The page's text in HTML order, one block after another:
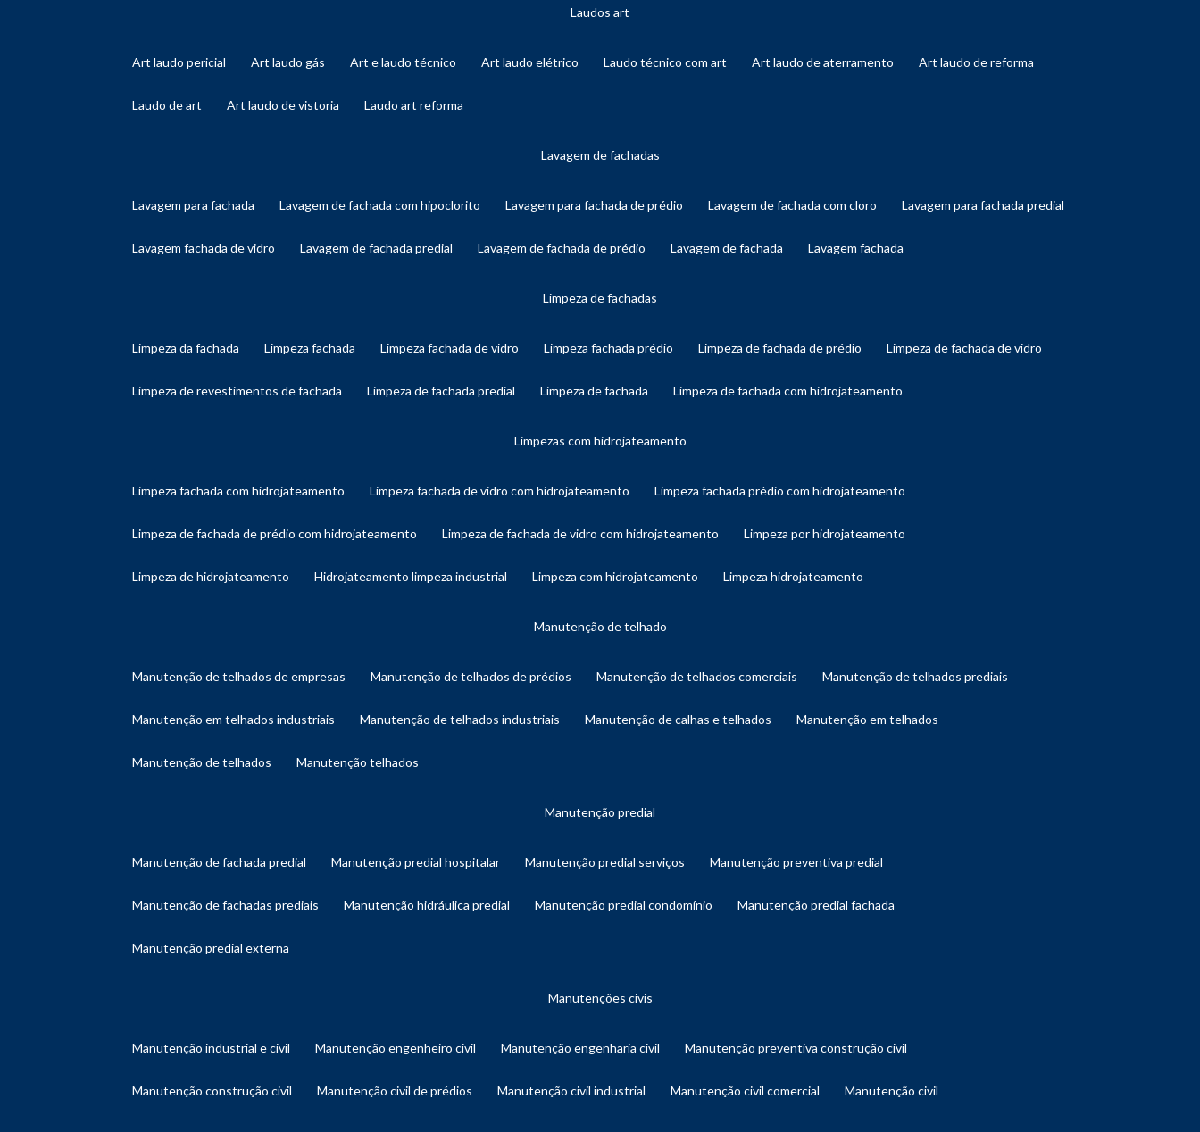
laudos art
art laudo pericial art laudo gás art e laudo técnico art laudo elétrico laudo técnico com art art laudo de aterramento art laudo de reforma
laudo de art art laudo de vistoria laudo art reforma
lavagem de fachadas
lavagem para fachada lavagem de fachada com hipoclorito lavagem para fachada de prédio lavagem de fachada com cloro lavagem para fachada predial
lavagem fachada de vidro lavagem de fachada predial lavagem de fachada de prédio lavagem de fachada lavagem fachada
limpeza de fachadas
limpeza da fachada limpeza fachada limpeza fachada de vidro limpeza fachada prédio limpeza de fachada de prédio limpeza de fachada de vidro
limpeza de revestimentos de fachada limpeza de fachada predial limpeza de fachada limpeza de fachada com hidrojateamento
limpezas com hidrojateamento
limpeza fachada com hidrojateamento limpeza fachada de vidro com hidrojateamento limpeza fachada prédio com hidrojateamento
limpeza de fachada de prédio com hidrojateamento limpeza de fachada de vidro com hidrojateamento limpeza por hidrojateamento
limpeza de hidrojateamento hidrojateamento limpeza industrial limpeza com hidrojateamento limpeza hidrojateamento
manutenção de telhado
manutenção de telhados de empresas manutenção de telhados de prédios manutenção de telhados comerciais manutenção de telhados prediais
manutenção em telhados industriais manutenção de telhados industriais manutenção de calhas e telhados manutenção em telhados
manutenção de telhados manutenção telhados
manutenção predial
manutenção de fachada predial manutenção predial hospitalar manutenção predial serviços manutenção preventiva predial
manutenção de fachadas prediais manutenção hidráulica predial manutenção predial condomínio manutenção predial fachada
manutenção predial externa
manutenções civis
manutenção industrial e civil manutenção engenheiro civil manutenção engenharia civil manutenção preventiva construção civil
manutenção construção civil manutenção civil de prédios manutenção civil industrial manutenção civil comercial manutenção civil